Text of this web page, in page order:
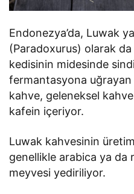
Endonezya’da, Luwak
(Paradoxurus) olarak da
kedisinin midesinde
fermantasyona
kahve, geleneksel
kafein içeriyor.
Luwak kahvesinin
genellikle arabica ya da
meyvesi yediriliyor.